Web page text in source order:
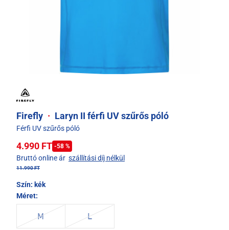
Firefly · Laryn II férfi UV szűrős póló
Férfi UV szűrős póló
4.990 FT -58 %
Bruttó online ár szállítási díj nélkül
11.990 FT
Szín: kék
Méret:
M L